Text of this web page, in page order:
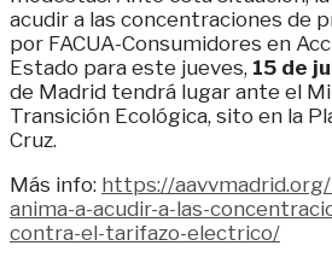
acudir a las concentraciones de
por FACUA-Consumidores en
Estado para este jueves, 15 de
de Madrid tendrá lugar ante el
Transición Ecológica, sito en la
Cruz.
Más info: https://
anima-a-acudir-a-las-
contra-el-tarifazo-electrico/